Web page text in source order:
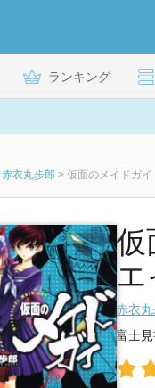
ランキング
赤衣丸歩郎 > 仮面のメイドガイ
仮
エ
赤衣
富士